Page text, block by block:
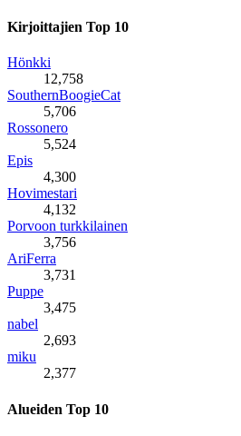
Kirjoittajien Top 10
Hönkki
12,758
SouthernBoogieCat
5,706
Rossonero
5,524
Epis
4,300
Hovimestari
4,132
Porvoon turkkilainen
3,756
AriFerra
3,731
Puppe
3,475
nabel
2,693
miku
2,377
Alueiden Top 10